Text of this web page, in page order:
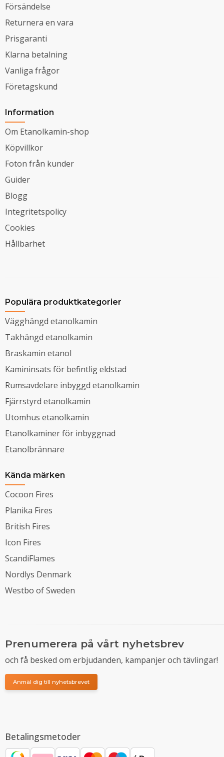
Försändelse
Returnera en vara
Prisgaranti
Klarna betalning
Vanliga frågor
Företagskund
Information
Om Etanolkamin-shop
Köpvillkor
Foton från kunder
Guider
Blogg
Integritetspolicy
Cookies
Hållbarhet
Populära produktkategorier
Vägghängd etanolkamin
Takhängd etanolkamin
Braskamin etanol
Kamininsats för befintlig eldstad
Rumsavdelare inbyggd etanolkamin
Fjärrstyrd etanolkamin
Utomhus etanolkamin
Etanolkaminer för inbyggnad
Etanolbrännare
Kända märken
Cocoon Fires
Planika Fires
British Fires
Icon Fires
ScandiFlames
Nordlys Denmark
Westbo of Sweden
Prenumerera på vårt nyhetsbrev
och få besked om erbjudanden, kampanjer och tävlingar!
Anmäl dig till nyhetsbrevet
Betalingsmetoder